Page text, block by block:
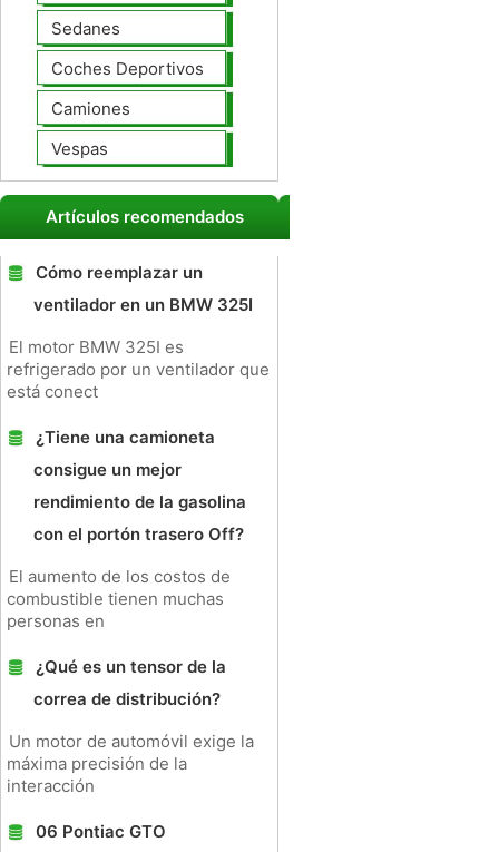
Sedanes
Coches Deportivos
Camiones
Vespas
Artículos recomendados
Cómo reemplazar un
ventilador en un BMW 325I
El motor BMW 325I es
refrigerado por un ventilador que
está conect
¿Tiene una camioneta
consigue un mejor
rendimiento de la gasolina
con el portón trasero Off?
El aumento de los costos de
combustible tienen muchas
personas en
¿Qué es un tensor de la
correa de distribución?
Un motor de automóvil exige la
máxima precisión de la
interacción
06 Pontiac GTO